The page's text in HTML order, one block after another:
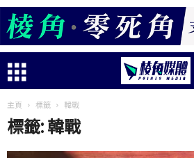
主頁 標籤 韓戰
標籤: 韓戰